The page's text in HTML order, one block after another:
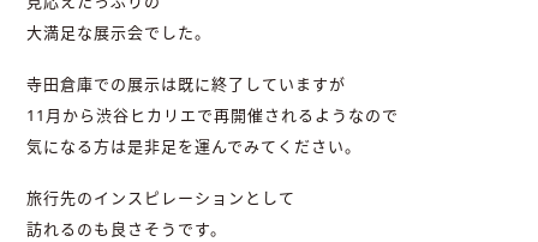
大満足な展示会でした。
寺田倉庫での展示は既に終了していますが
11月から渋谷ヒカリエで再開催されるようなので
気になる方は是非足を運んでみてください。
旅行先のインスピレーションとして
訪れるのも良さそうです。